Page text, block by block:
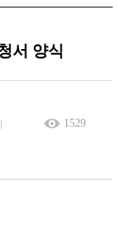
서 양식
1529